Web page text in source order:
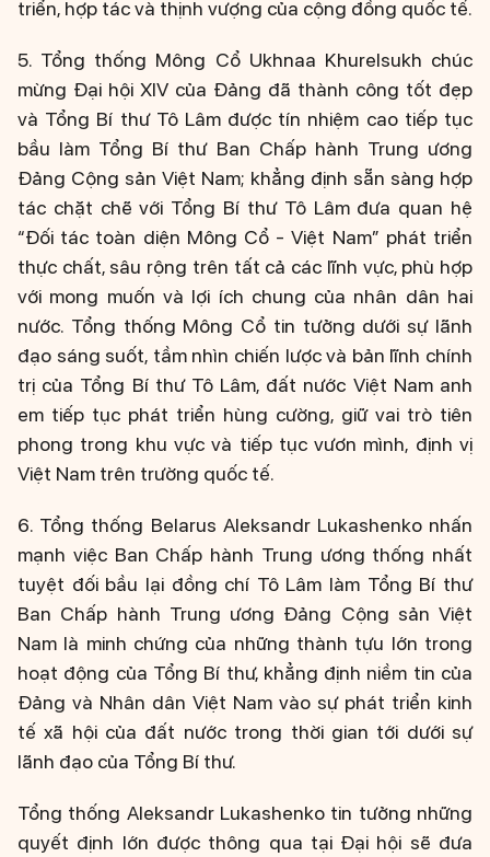
triển, hợp tác và thịnh vượng của cộng đồng quốc tế.
5. Tổng thống Mông Cổ Ukhnaa Khurelsukh chúc
mừng Đại hội XIV của Đảng đã thành công tốt đẹp
và Tổng Bí thư Tô Lâm được tín nhiệm cao tiếp tục
bầu làm Tổng Bí thư Ban Chấp hành Trung ương
Đảng Cộng sản Việt Nam; khẳng định sẵn sàng hợp
tác chặt chẽ với Tổng Bí thư Tô Lâm đưa quan hệ
“Đối tác toàn diện Mông Cổ - Việt Nam” phát triển
thực chất, sâu rộng trên tất cả các lĩnh vực, phù hợp
với mong muốn và lợi ích chung của nhân dân hai
nước. Tổng thống Mông Cổ tin tưởng dưới sự lãnh
đạo sáng suốt, tầm nhìn chiến lược và bản lĩnh chính
trị của Tổng Bí thư Tô Lâm, đất nước Việt Nam anh
em tiếp tục phát triển hùng cường, giữ vai trò tiên
phong trong khu vực và tiếp tục vươn mình, định vị
Việt Nam trên trường quốc tế.
6. Tổng thống Belarus Aleksandr Lukashenko nhấn
mạnh việc Ban Chấp hành Trung ương thống nhất
tuyệt đối bầu lại đồng chí Tô Lâm làm Tổng Bí thư
Ban Chấp hành Trung ương Đảng Cộng sản Việt
Nam là minh chứng của những thành tựu lớn trong
hoạt động của Tổng Bí thư, khẳng định niềm tin của
Đảng và Nhân dân Việt Nam vào sự phát triển kinh
tế xã hội của đất nước trong thời gian tới dưới sự
lãnh đạo của Tổng Bí thư.
Tổng thống Aleksandr Lukashenko tin tưởng những
quyết định lớn được thông qua tại Đại hội sẽ đưa